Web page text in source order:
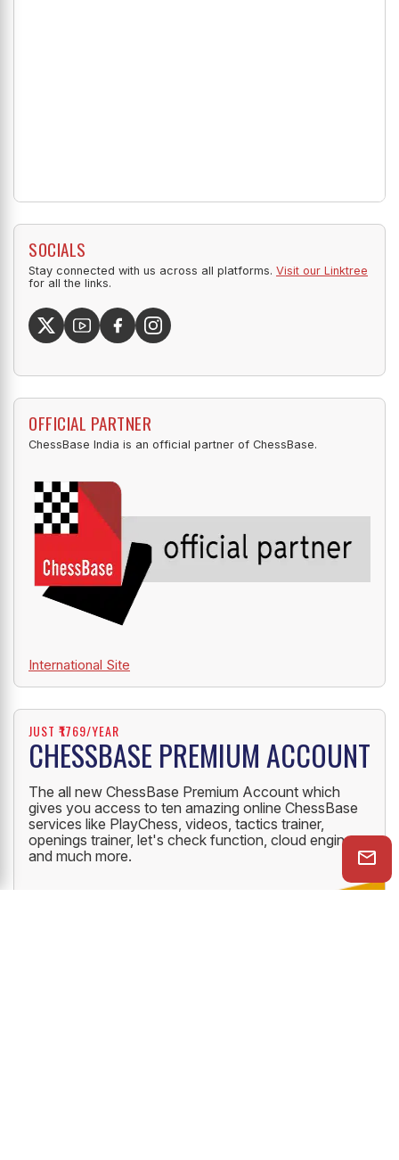
SOCIALS
Stay connected with us across all platforms. Visit our Linktree
for all the links.
OFFICIAL PARTNER
ChessBase India is an official partner of ChessBase.
International Site
JUST ₹1769/YEAR
CHESSBASE PREMIUM ACCOUNT
The all new ChessBase Premium Account which
gives you access to ten amazing online ChessBase
services like PlayChess, videos, tactics trainer,
openings trainer, let's check function, cloud engine
and much more.